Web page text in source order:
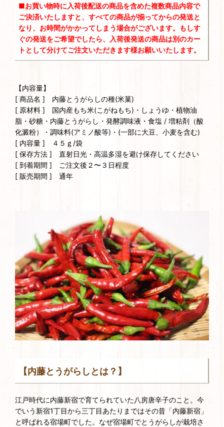
■お買い物時に入荷後配送の商品を含めた複数商品内容で
ご決済いたしますと、すべての商品が揃ってからの発送と
なり、お時間がかかってしまう場合がございます。もしす
ぐの発送をご希望でしたら、入荷後発送の商品は別のカー
トとして分けてご注文いただきます様お願いいたします。
【内容量】
[ 商品名 ] 内藤とうがらしの種(米菓)
[ 原材料 ] 国内産もち米(こがねもち)・しょうゆ・植物油
脂・砂糖・内藤とうがらし・発酵調味液・食塩 / 増粘剤（酸
化澱粉）・調味料(アミノ酸等)・(一部に大豆、小麦を含む)
[ 内容量 ] ４５ｇ/袋
[ 保存方法 ] 直射日光・高温多湿を避け保存してください
[ 到着期間 ] ご注文後２〜３日程度
[ 販売期間 ] 通年
【内藤とうがらしとは？】
江戸時代に内藤新宿で育てられていた八房唐辛子のこと。今
でいう新宿1丁目から三丁目あたりまではその昔「内藤新宿」
と呼ばれる宿場町でした。なぜ宿場町でとうがらしが栽培さ